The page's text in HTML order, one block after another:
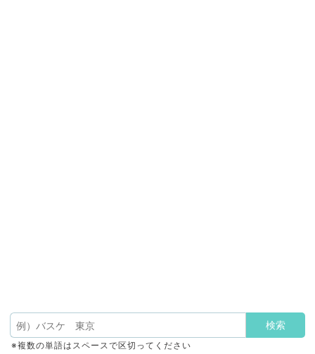
※複数の単語はスペースで区切ってください